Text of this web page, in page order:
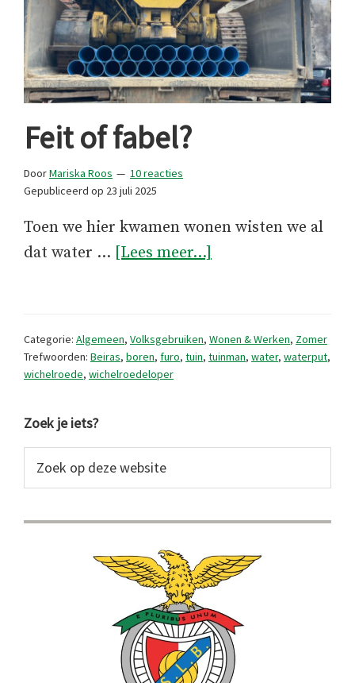
Feit of fabel?
DoorMariska Roos
10 reacties
Gepubliceerd op 23 juli 2025
Toen we hier kwamen wonen wisten we al
dat water … [Lees meer...]
Categorie: Algemeen, Volksgebruiken, Wonen & Werken, Zomer
Trefwoorden: Beiras, boren, furo, tuin, tuinman, water, waterput,
wichelroede, wichelroedeloper
Primaire
Sidebar
Zoek je iets?
op
website